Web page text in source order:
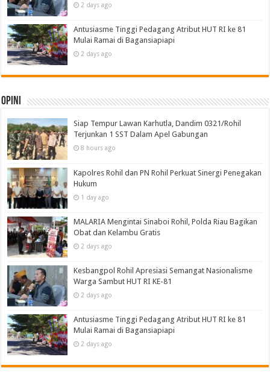
2 days ago
Antusiasme Tinggi Pedagang Atribut HUT RI ke 81
Mulai Ramai di Bagansiapiapi
2 days ago
Opini
Siap Tempur Lawan Karhutla, Dandim 0321/Rohil
Terjunkan 1 SST Dalam Apel Gabungan
8 hours ago
Kapolres Rohil dan PN Rohil Perkuat Sinergi Penegakan
Hukum
1 day ago
MALARIA Mengintai Sinaboi Rohil, Polda Riau Bagikan
Obat dan Kelambu Gratis
2 days ago
Kesbangpol Rohil Apresiasi Semangat Nasionalisme
Warga Sambut HUT RI KE-81
2 days ago
Antusiasme Tinggi Pedagang Atribut HUT RI ke 81
Mulai Ramai di Bagansiapiapi
2 days ago